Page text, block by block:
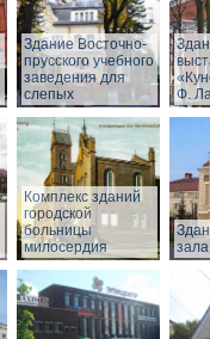
Здание Восточно-
прусского учебного
заведения для
слепых
Ф.
Комплекс зданий
городской
больницы
милосердия
зала